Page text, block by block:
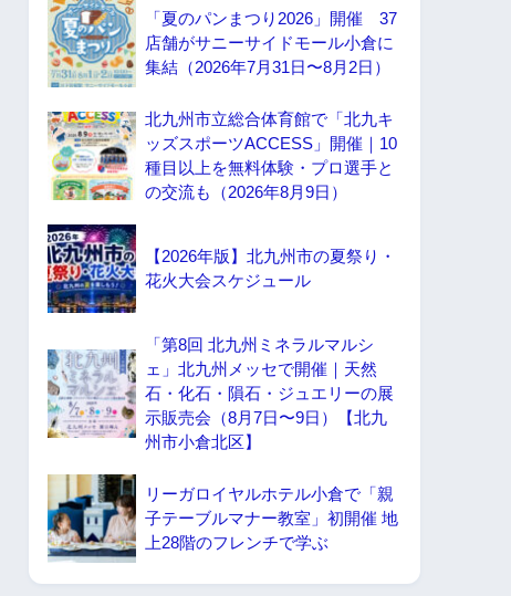
「夏のパンまつり2026」開催 37
店舗がサニーサイドモール小倉に
集結（2026年7月31日〜8月2日）
北九州市立総合体育館で「北九キ
ッズスポーツACCESS」開催｜10
種目以上を無料体験・プロ選手と
の交流も（2026年8月9日）
【2026年版】北九州市の夏祭り・
花火大会スケジュール
「第8回 北九州ミネラルマルシ
ェ」北九州メッセで開催｜天然
石・化石・隕石・ジュエリーの展
示販売会（8月7日〜9日）【北九
州市小倉北区】
リーガロイヤルホテル小倉で「親
子テーブルマナー教室」初開催 地
上28階のフレンチで学ぶ